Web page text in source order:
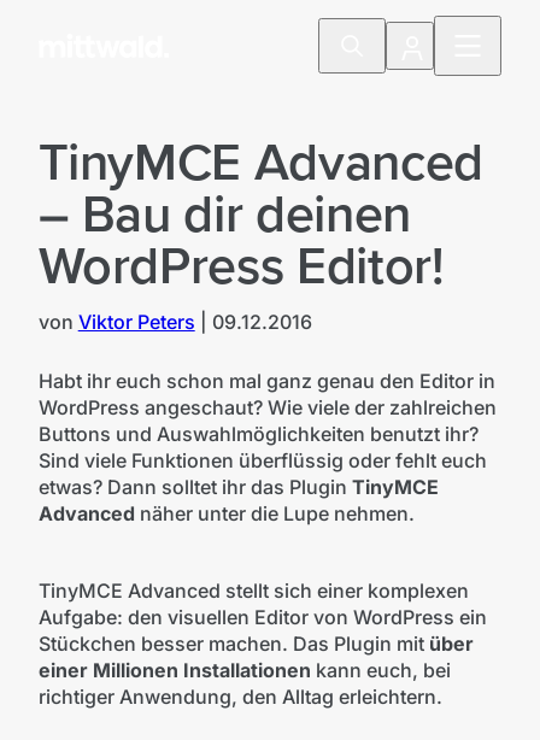
TinyMCE Advanced
– Bau dir deinen
WordPress Editor!
von Viktor Peters 09.12.2016
Habt ihr euch schon mal ganz genau den Editor in
WordPress angeschaut? Wie viele der zahlreichen
Buttons und Auswahlmöglichkeiten benutzt ihr?
Sind viele Funktionen überflüssig oder fehlt euch
etwas? Dann solltet ihr das Plugin TinyMCE
Advanced näher unter die Lupe nehmen.
TinyMCE Advanced stellt sich einer komplexen
Aufgabe: den visuellen Editor von WordPress ein
Stückchen besser machen. Das Plugin mit über
einer Millionen Installationen kann euch, bei
richtiger Anwendung, den Alltag erleichtern.